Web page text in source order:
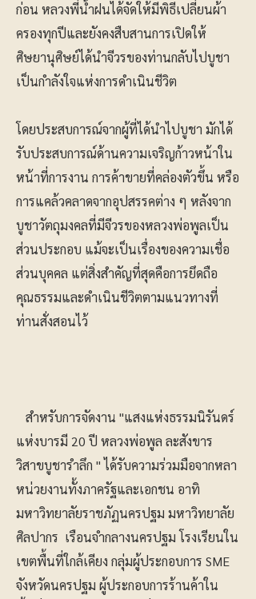
ก่อน หลวงพี่น้ำฝนได้จัดให้มีพิธีเปลี่ยนผ้า
ครองทุกปีและยังคงสืบสานการเปิดให้
ศิษยานุศิษย์ได้นำจีวรของท่านกลับไปบูชา
เป็นกำลังใจแห่งการดำเนินชีวิต
โดยประสบการณ์จากผู้ที่ได้นำไปบูชา มักได้
รับประสบการณ์ด้านความเจริญก้าวหน้าใน
หน้าที่การงาน การค้าขายที่คล่องตัวขึ้น หรือ
การแคล้วคลาดจากอุปสรรคต่าง ๆ หลังจาก
บูชาวัตถุมงคลที่มีจีวรของหลวงพ่อพูลเป็น
ส่วนประกอบ แม้จะเป็นเรื่องของความเชื่อ
ส่วนบุคคล แต่สิ่งสำคัญที่สุดคือการยึดถือ
คุณธรรมและดำเนินชีวิตตามแนวทางที่
ท่านสั่งสอนไว้
สำหรับการจัดงาน "แสงแห่งธรรมนิรันดร์
แห่งบารมี 20 ปี หลวงพ่อพูล ละสังขาร
วิสาขบูชารำลึก " ได้รับความร่วมมือจากหลา
หน่วยงานทั้งภาครัฐและเอกชน อาทิ
มหาวิทยาลัยราชภัฏนครปฐม มหาวิทยาลัย
ศิลปากร เรือนจำกลางนครปฐม โรงเรียนใน
เขตพื้นที่ใกล้เคียง กลุ่มผู้ประกอบการ SME
จังหวัดนครปฐม ผู้ประกอบการร้านค้าใน